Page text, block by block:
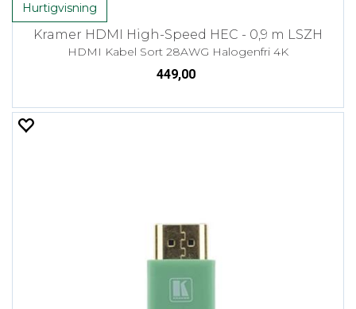
Hurtigvisning
Kramer HDMI High-Speed HEC - 0,9 m LSZH
HDMI Kabel Sort 28AWG Halogenfri 4K
449,00